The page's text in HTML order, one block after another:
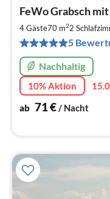
FeWo Grabsch
4 Gäste70 m22
5
Nachhaltig
10% Aktion
ab 71€/ Nacht